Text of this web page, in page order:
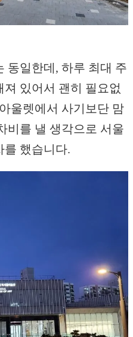
동일한데, 하루 최대 주
져 있어서 괜히 필요없
울렛에서 사기보단 맘
비를 낼 생각으로 서울
를 했습니다.